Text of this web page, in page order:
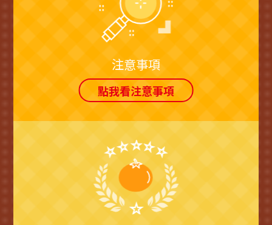
注意事項
點我看注意事項